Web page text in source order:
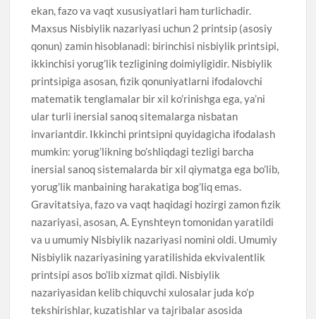
ekan, fazo va vaqt xususiyatlari ham turlichadir.
Maxsus Nisbiylik nazariyasi uchun 2 printsip (asosiy
qonun) zamin hisoblanadi: birinchisi nisbiylik printsipi,
ikkinchisi yorug’lik tezligining doimiyligidir. Nisbiylik
printsipiga asosan, fizik qonuniyatlarni ifodalovchi
matematik tenglamalar bir xil ko’rinishga ega, ya’ni
ular turli inersial sanoq sitemalarga nisbatan
invariantdir. Ikkinchi printsipni quyidagicha ifodalash
mumkin: yorug’likning bo’shliqdagi tezligi barcha
inersial sanoq sistemalarda bir xil qiymatga ega bo’lib,
yorug’lik manbaining harakatiga bog’liq emas.
Gravitatsiya, fazo va vaqt haqidagi hozirgi zamon fizik
nazariyasi, asosan, A. Eynshteyn tomonidan yaratildi
va u umumiy Nisbiylik nazariyasi nomini oldi. Umumiy
Nisbiylik nazariyasining yaratilishida ekvivalentlik
printsipi asos bo’lib xizmat qildi. Nisbiylik
nazariyasidan kelib chiquvchi xulosalar juda ko’p
tekshirishlar, kuzatishlar va tajribalar asosida